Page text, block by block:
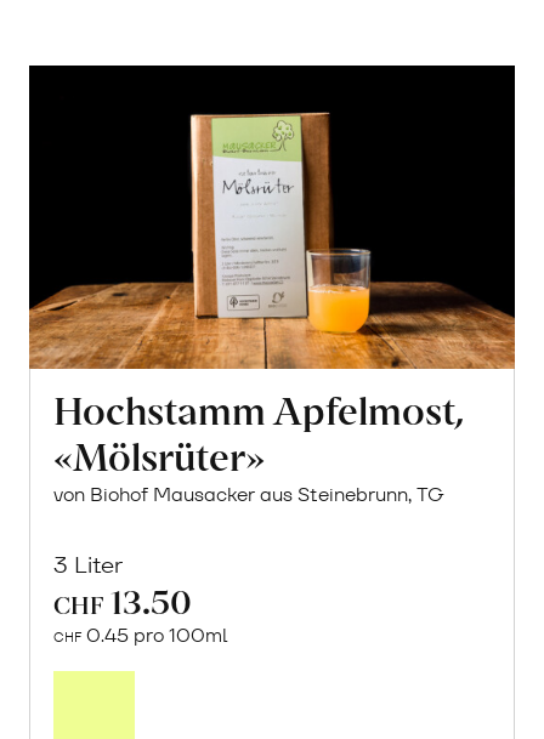
Hochstamm Apfelmost,
«Mölsrüter»
von Biohof Mausacker aus Steinebrunn, TG
3 Liter
CHF 13.50
CHF 0.45 pro 100ml